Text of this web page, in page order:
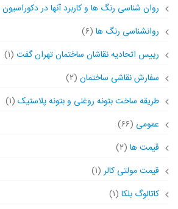
روان شناسی رنگ ها و کاربرد آنها در
روانشناسی رنگ ها (۶)
رییس اتحادیه نقاشان ساختمان تهران گفت (۱)
سفارش نقاشی ساختمان (۲)
طریقه ساخت بتونه روغنی و بتونه پلاستیک (۱)
عمومی (۶۶)
قیمت ها (۲)
قیمت مولتی کالر(۱)
کاتالوگ بلکا (۱)